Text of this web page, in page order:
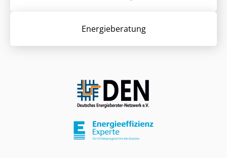
Energieberatung